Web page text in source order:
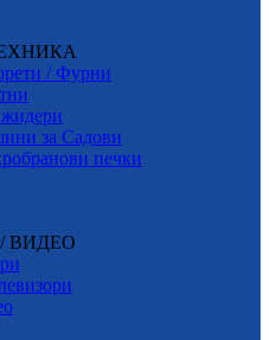
/ Фурни
за Садови
печки
ВИДЕО